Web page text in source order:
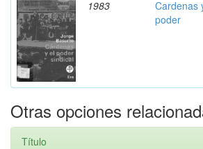
1983
Cardenas
poder
Otras opciones
Título